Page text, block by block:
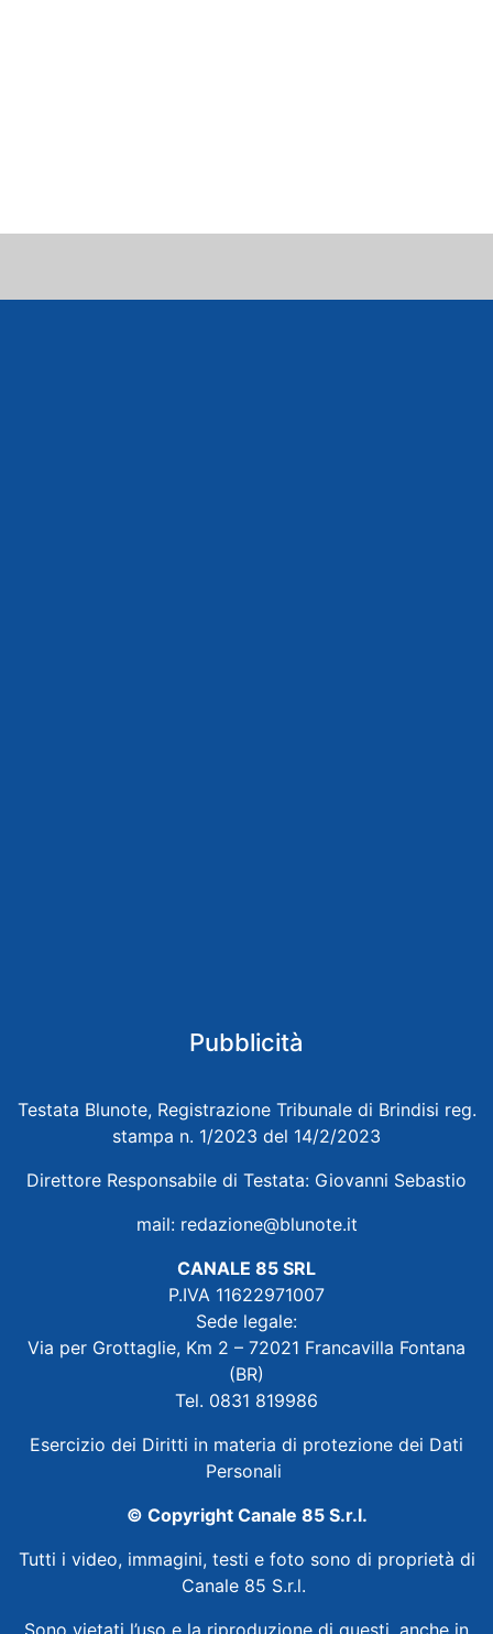
Pubblicità
Testata Blunote, Registrazione Tribunale di Brindisi reg.
stampa n. 1/2023 del 14/2/2023
Direttore Responsabile di Testata: Giovanni Sebastio
mail: redazione@blunote.it
CANALE 85 SRL
P.IVA 11622971007
Sede legale:
Via per Grottaglie, Km 2 – 72021 Francavilla Fontana
(BR)
Tel. 0831 819986
Esercizio dei Diritti in materia di protezione dei Dati
Personali
© Copyright Canale 85 S.r.l.
Tutti i video, immagini, testi e foto sono di proprietà di
Canale 85 S.r.l.